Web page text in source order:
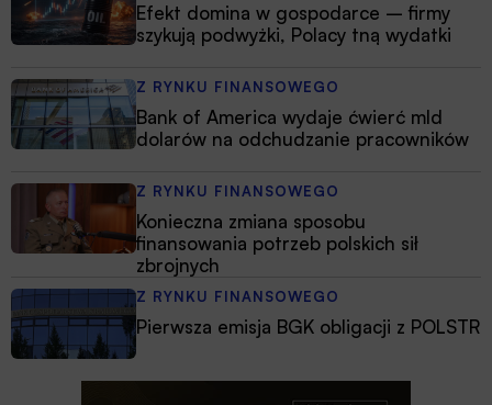
Efekt domina w gospodarce – firmy
szykują podwyżki, Polacy tną wydatki
Z RYNKU FINANSOWEGO
Bank of America wydaje ćwierć mld
dolarów na odchudzanie pracowników
Z RYNKU FINANSOWEGO
Konieczna zmiana sposobu
finansowania potrzeb polskich sił
zbrojnych
Z RYNKU FINANSOWEGO
Pierwsza emisja BGK obligacji z POLSTR